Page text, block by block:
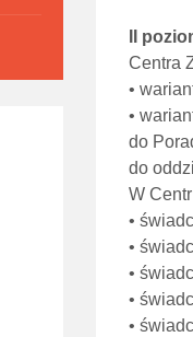
II
Centra
•
•
do
do
W
•
•
•
•
•